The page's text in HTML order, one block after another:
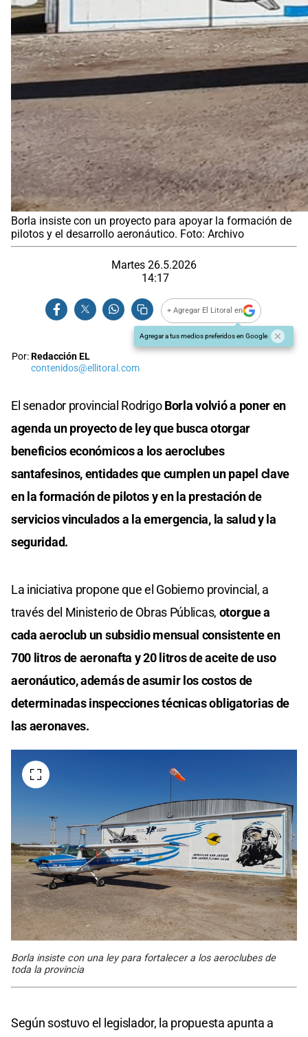
Borla insiste con un proyecto para apoyar la formación de
pilotos y el desarrollo aeronáutico. Foto: Archivo
Martes 26.5.2026
14:17
+ Agregar El Litoral en
Agregar a tus medios preferidos en Google
Por:Redacción EL
contenidos@ellitoral.com
El senador provincial RodrigoBorla volvió a poner en
agenda un proyecto de ley que busca otorgar
beneficios económicos a los aeroclubes
santafesinos, entidades que cumplen un papel clave
en la formación de pilotos y en la prestación de
servicios vinculados a la emergencia, la salud y la
seguridad.
La iniciativa propone que el Gobierno provincial, a
través del Ministerio de Obras Públicas, otorgue a
cada aeroclub un subsidio mensual consistente en
700 litros de aeronafta y 20 litros de aceite de uso
aeronáutico, además de asumir los costos de
determinadas inspecciones técnicas obligatorias de
las aeronaves.
Borla insiste con una ley para fortalecer a los aeroclubes de
toda la provincia
Según sostuvo el legislador, la propuesta apunta a